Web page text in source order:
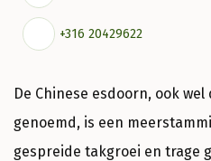
+316 20429622
De Chinese esdoorn, ook
genoemd, is een
gespreide takgroei en trage